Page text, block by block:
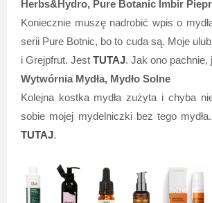
Herbs&Hydro, Pure Botanic Imbir
Koniecznie muszę nadrobić wpis o
serii Pure Botnic, bo to cuda są. Moje
i Grejpfrut. Jest TUTAJ. Jak ono pachnie,
Wytwórnia Mydła, Mydło Solne
Kolejna kostka mydła zużyta i chyba
sobie mojej mydelniczki bez tego
TUTAJ.